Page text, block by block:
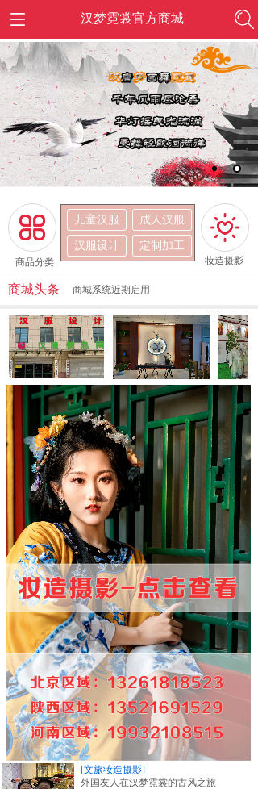
儿童汉服
成人汉服
汉服设计
定制加工
商品分类 妆造摄影
按钮文本 按钮文本
商城系统近期启用
商城头条
[文旅妆造摄影]
外国友人在汉梦霓裳的古风之旅
汉梦霓裳官方商城